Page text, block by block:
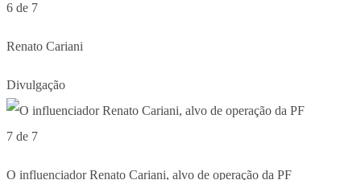
6 de 7
Renato Cariani
Divulgação
7 de 7
O influenciador Renato Cariani, alvo de operação da PF